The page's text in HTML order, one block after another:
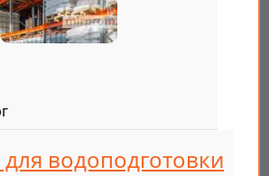
водоподготовки